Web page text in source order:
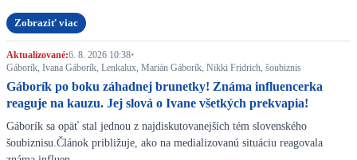
Zobraziť viac
Aktualizované:6. 8. 2026 10:38•
Gáborík, Ivana Gáborík, Lenkalux, Marián Gáborík, Nikki Fridrich, šoubiznis
Gáborík po boku záhadnej brunetky! Známa influencerka
reaguje na kauzu. Jej slová o Ivane všetkých prekvapia!
Gáborík sa opäť stal jednou z najdiskutovanejších tém slovenského
šoubiznisu.Článok približuje, ako na medializovanú situáciu reagovala